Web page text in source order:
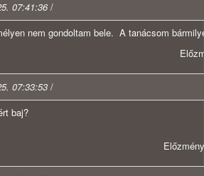
07:41:36/
nem gondoltam bele. A tanácsom
07:33:53 /
baj?